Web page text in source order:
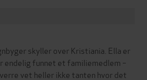
skyller over Kristiania. Ella er
endelig funnet et familiemedlem –
vet heller ikke tanten hvor det